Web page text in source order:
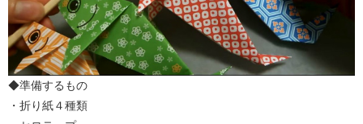
◆準備するもの
・折り紙４種類